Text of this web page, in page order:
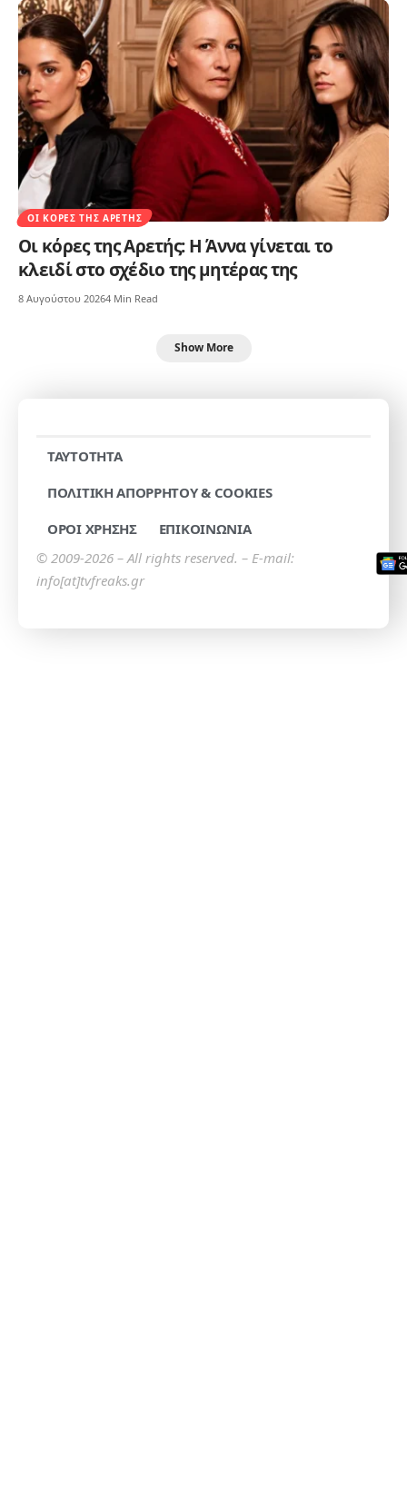
ΟΙ ΚΌΡΕΣ ΤΗΣ ΑΡΕΤΉΣ
Οι κόρες της Αρετής: Η Άννα γίνεται το
κλειδί στο σχέδιο της μητέρας της
8 Αυγούστου 20264 Min Read
Show More
TAYTOTHTA
ΠΟΛΙΤΙΚΗ ΑΠΟΡΡΗΤΟΥ & COOKIES
ΟΡΟΙ ΧΡΗΣΗΣ
ΕΠΙΚΟΙΝΩΝΙΑ
© 2009-2026 – All rights reserved. – E-mail:
info[at]tvfreaks.gr